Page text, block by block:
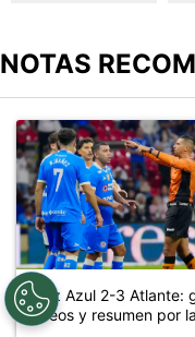
NOTAS
Un artículo de
Cruz Azul 2-3 Atlante:
videos y resumen por